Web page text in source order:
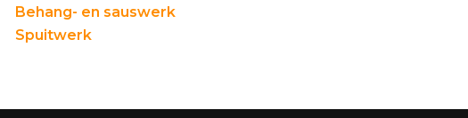
Behang- en sauswerk
Spuitwerk